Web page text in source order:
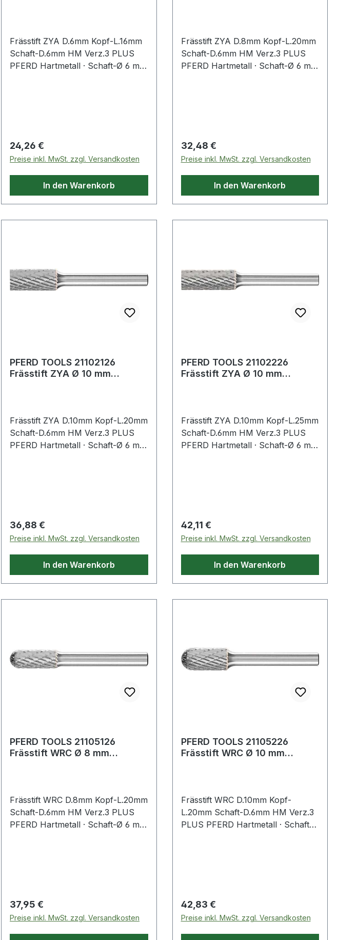
Frässtift ZYA D.6mm Kopf-L.16mm
Schaft-D.6mm HM Verz.3 PLUS
PFERD Hartmetall · Schaft-Ø 6 mm
Regulärer Preis:
24,26 €
Preise inkl. MwSt. zzgl. Versandkosten
In den Warenkorb
Frässtift ZYA D.8mm Kopf-L.20mm
Schaft-D.6mm HM Verz.3 PLUS
PFERD Hartmetall · Schaft-Ø 6 mm
Regulärer Preis:
32,48 €
Preise inkl. MwSt. zzgl. Versandkosten
In den Warenkorb
PFERD TOOLS 21102126
Frässtift ZYA Ø 10 mm
Frässtift ZYA D.10mm Kopf-L.20mm
Schaft-D.6mm HM Verz.3 PLUS
PFERD Hartmetall · Schaft-Ø 6 mm
Regulärer Preis:
36,88 €
Preise inkl. MwSt. zzgl. Versandkosten
In den Warenkorb
PFERD TOOLS 21102226
Frässtift ZYA Ø 10 mm
Frässtift ZYA D.10mm Kopf-L.25mm
Schaft-D.6mm HM Verz.3 PLUS
PFERD Hartmetall · Schaft-Ø 6 mm
Regulärer Preis:
42,11 €
Preise inkl. MwSt. zzgl. Versandkosten
In den Warenkorb
PFERD TOOLS 21105126
Frässtift WRC Ø 8 mm
Frässtift WRC D.8mm Kopf-L.20mm
Schaft-D.6mm HM Verz.3 PLUS
PFERD Hartmetall · Schaft-Ø 6 mm
Regulärer Preis:
37,95 €
Preise inkl. MwSt. zzgl. Versandkosten
PFERD TOOLS 21105226
Frässtift WRC Ø 10 mm
Frässtift WRC D.10mm Kopf-
L.20mm Schaft-D.6mm HM Verz.3
PLUS PFERD Hartmetall · Schaft-Ø
Regulärer Preis:
42,83 €
Preise inkl. MwSt. zzgl. Versandkosten